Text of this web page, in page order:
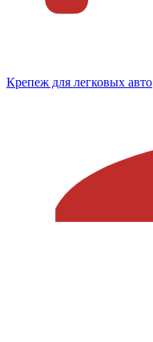
Крепеж для легковых авто